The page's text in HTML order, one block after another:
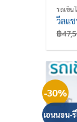
รถเข็
วีลแ
฿
-30%
เอนนอน-